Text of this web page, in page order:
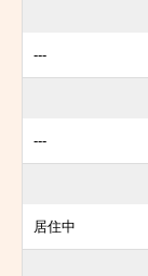
---
---
居住中